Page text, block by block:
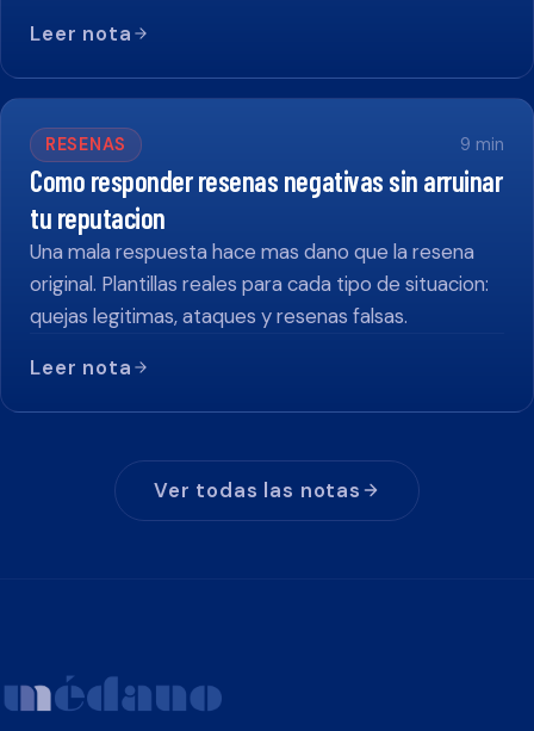
Leer nota
RESENAS 9 min
Como responder resenas negativas sin arruinar
tu reputacion
Una mala respuesta hace mas dano que la resena
original. Plantillas reales para cada tipo de situacion:
quejas legitimas, ataques y resenas falsas.
Leer nota
Ver todas las notas